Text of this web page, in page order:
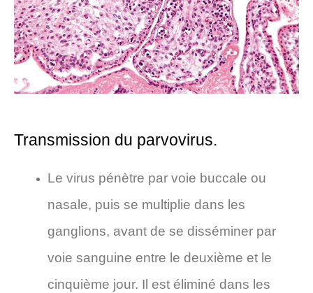
Transmission du parvovirus.
Le virus pénètre par voie buccale ou
nasale, puis se multiplie dans les
ganglions, avant de se disséminer par
voie sanguine entre le deuxième et le
cinquième jour. Il est éliminé dans les